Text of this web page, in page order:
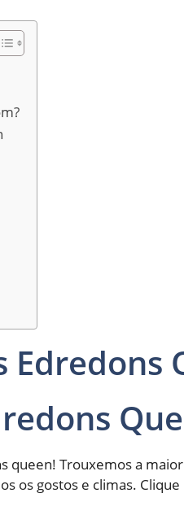
queen! Trouxemos a
os gostos e climas.